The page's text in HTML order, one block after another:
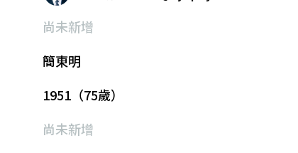
尚未新增
簡東明
1951（75歲）
尚未新增